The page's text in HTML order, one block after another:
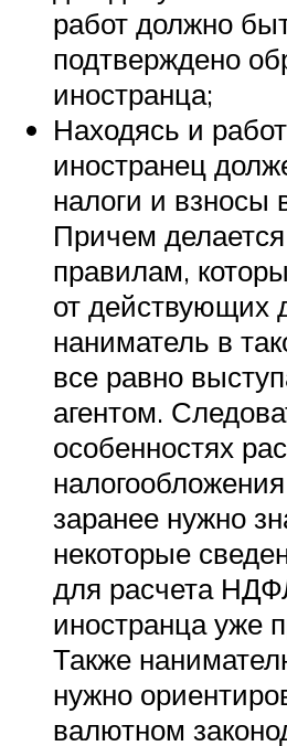
работ должно
подтверждено
иностранца;
Находясь и
иностранец
налоги и взносы
Причем
правилам,
от действующих
наниматель в
все равно
агентом.
особенностях
заранее нужно
некоторые
для расчета
иностранца уже
Также
нужно
валютном